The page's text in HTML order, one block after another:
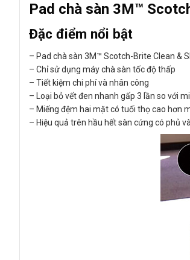
Pad chà sàn 3M™
Đặc điểm nổi bật
– Pad chà sàn 3M™ Scotch-Brite Clean &
– Chỉ sử dụng máy chà sàn tốc độ thấp
– Tiết kiệm chi phí và nhân công
– Loại bỏ vết đen nhanh gấp 3 lần so với
– Miếng đệm hai mặt có tuổi thọ cao hơn
– Hiệu quả trên hầu hết sàn cứng có phủ